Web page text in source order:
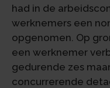
had in de
werknemers een
opgenomen. Op
een werknemer
gedurende zes
concurrerende